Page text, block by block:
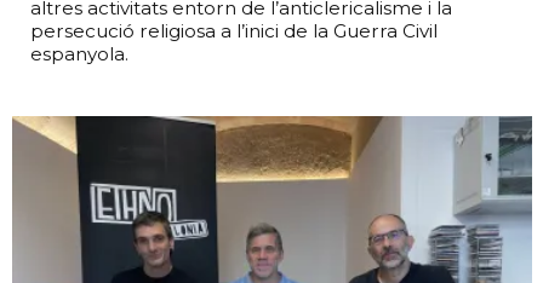
altres activitats entorn de l’anticlericalisme i la
persecució religiosa a l’inici de la Guerra Civil
espanyola.